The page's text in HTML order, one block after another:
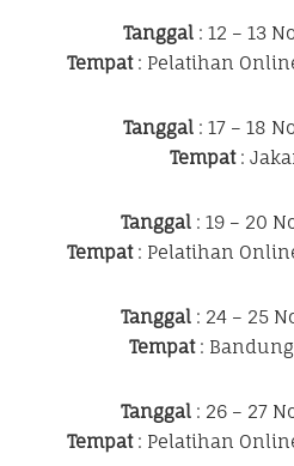
Tanggal: 12 – 13
Tempat: Pelatihan
Tanggal: 17 – 18
Tempat:
Tanggal : 19 – 20
Tempat: Pelatihan
Tanggal: 24 – 25
Tempat: Bandung
Tanggal : 26 – 27
Tempat: Pelatihan